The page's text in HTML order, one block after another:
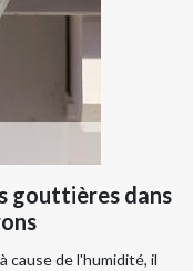
gouttières dans
cause de l'humidité, il